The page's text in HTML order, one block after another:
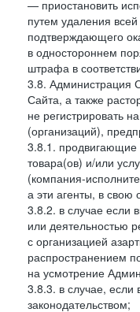
— приостановить
путем удаления
подтверждающего
в одностороннем
штрафа в
3.8. Администрация
Сайта, а также
не регистрировать
(организаций),
3.8.1. продвигающие
товара(ов) и/или
(компания-
а эти агенты, в свою
3.8.2. в случае если
или деятельностью
с организацией
распространением
на усмотрение
3.8.3. в случае,
законодательством;